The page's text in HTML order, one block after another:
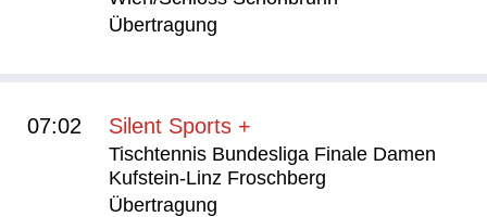
Übertragung
07:02 Silent Sports +
Tischtennis Bundesliga Finale Damen
Kufstein-Linz Froschberg
Übertragung